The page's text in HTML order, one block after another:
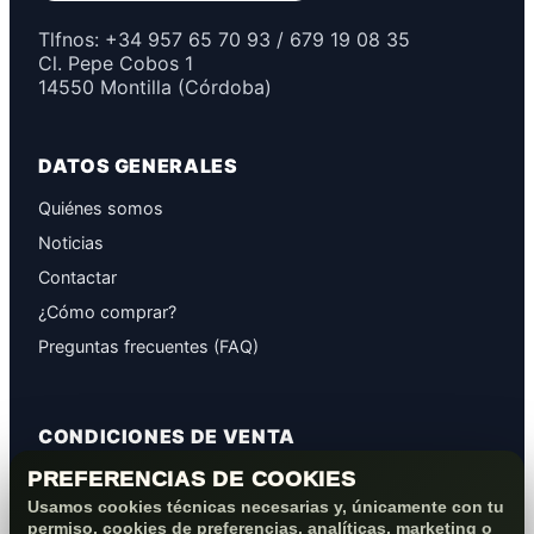
PREFERENCIAS DE COOKIES
Usamos cookies técnicas necesarias y, únicamente con tu
permiso, cookies de preferencias, analíticas, marketing o
Tlfnos: +34 957 65 70 93 / 679 19 08 35
Cl. Pepe Cobos 1
14550 Montilla (Córdoba)
DATOS GENERALES
Quiénes somos
Noticias
Contactar
¿Cómo comprar?
Preguntas frecuentes (FAQ)
CONDICIONES DE VENTA
GARANTÍAS
PROTECCIÓN DE DATOS